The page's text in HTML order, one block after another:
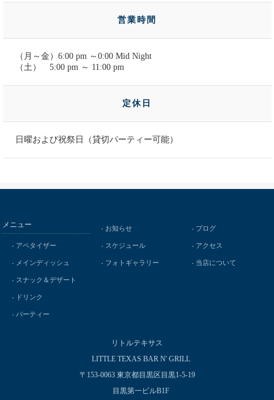
営業時間
（月～金）6:00 pm ～0:00 Mid Night
（土） 5:00 pm ～ 11:00 pm
定休日
日曜および祝祭日（貸切パーティー可能）
メニュー
アペタイザー
メインディッシュ
スナック＆デザート
ドリンク
パーティー
お知らせ
スケジュール
フォトギャラリー
ブログ
アクセス
当店について
リトルテキサス
LITTLE TEXAS BAR N' GRILL
〒153-0063 東京都目黒区目黒1-5-19
目黒第一ビルB1F